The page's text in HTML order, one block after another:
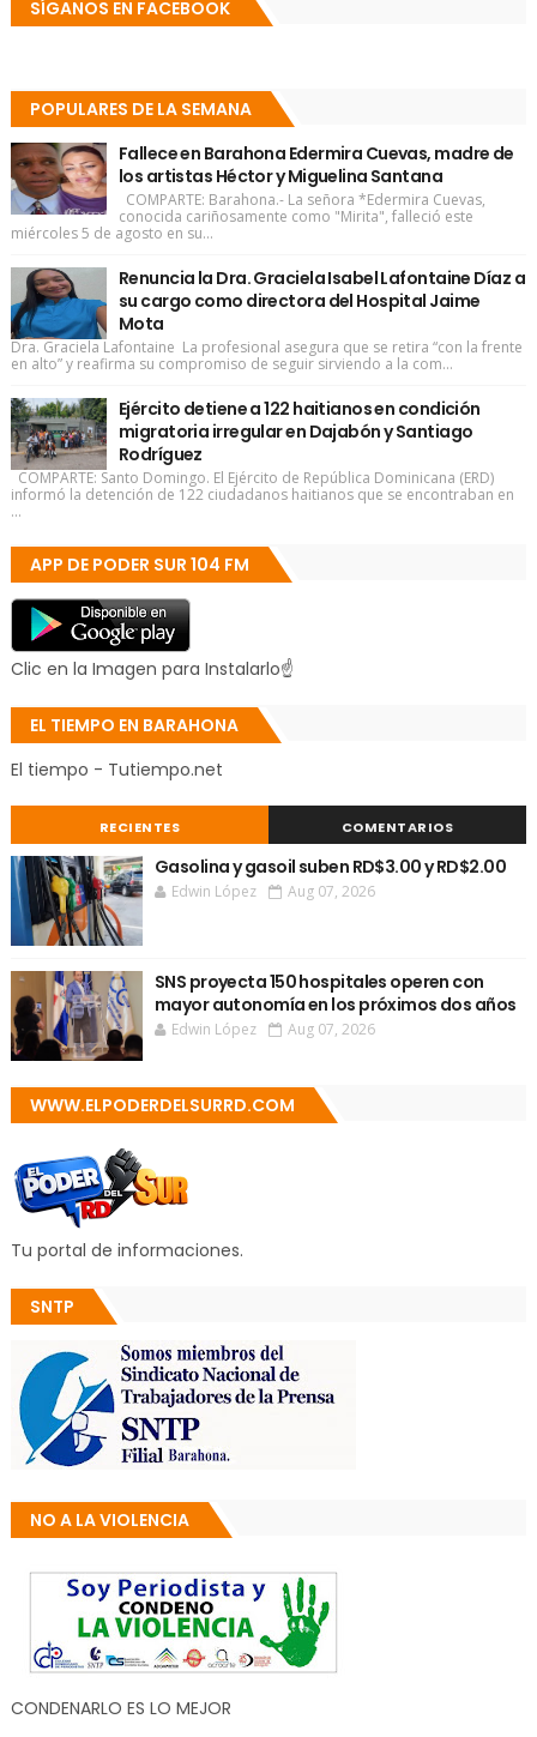
SÍGANOS EN FACEBOOK
POPULARES DE LA SEMANA
Fallece en Barahona Edermira Cuevas, madre de
los artistas Héctor y Miguelina Santana
COMPARTE: Barahona.- La señora *Edermira Cuevas,
conocida cariñosamente como "Mirita", falleció este
miércoles 5 de agosto en su...
Renuncia la Dra. Graciela Isabel Lafontaine Díaz a
su cargo como directora del Hospital Jaime
Mota
Dra. Graciela Lafontaine La profesional asegura que se retira “con la frente
en alto” y reafirma su compromiso de seguir sirviendo a la com...
Ejército detiene a 122 haitianos en condición
migratoria irregular en Dajabón y Santiago
Rodríguez
COMPARTE: Santo Domingo. El Ejército de República Dominicana (ERD)
informó la detención de 122 ciudadanos haitianos que se encontraban en
...
APP DE PODER SUR 104 FM
Clic en la Imagen para Instalarlo☝
EL TIEMPO EN BARAHONA
El tiempo - Tutiempo.net
RECIENTES COMENTARIOS
Gasolina y gasoil suben RD$3.00 y RD$2.00
Edwin López Aug 07, 2026
SNS proyecta 150 hospitales operen con
mayor autonomía en los próximos dos años
Edwin López Aug 07, 2026
WWW.ELPODERDELSURRD.COM
Tu portal de informaciones.
SNTP
NO A LA VIOLENCIA
CONDENARLO ES LO MEJOR